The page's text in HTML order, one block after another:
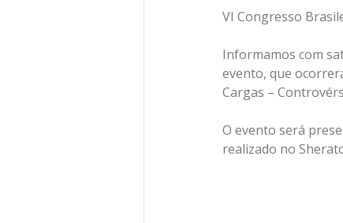
VI Congresso
Informamos com
evento, que
Cargas –
O evento será
realizado no